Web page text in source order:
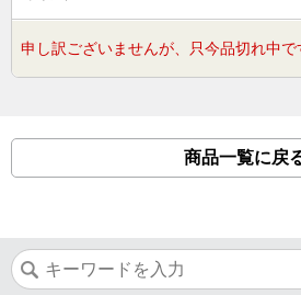
申し訳ございませんが、只今品切れ中で
商品一覧に戻